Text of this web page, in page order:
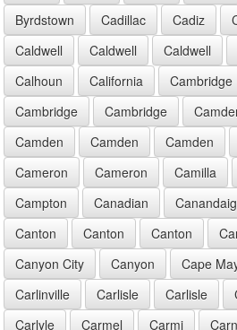
Byrdstown
Cadillac Cadiz
Caldwell
Caldwell Caldwell
Calhoun
California Cambridge
Cambridge
Cambridge
Camden
Camden Camden
Cameron
Cameron Camilla
Campton
Canadian
Canton
Canton Canton
Canyon City
Canyon
Cape
Carlinville
Carlisle Carlisle
Carlyle
Carmel Carmi